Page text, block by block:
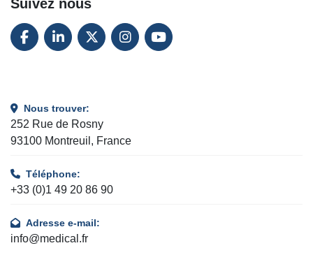
Suivez nous
FACEBOOK
LINKEDINTWITTERINSTAGRAM
YOUTUBE
Nous trouver:
252 Rue de Rosny
93100 Montreuil, France
Téléphone:
+33 (0)1 49 20 86 90
Adresse e-mail:
info@medical.fr